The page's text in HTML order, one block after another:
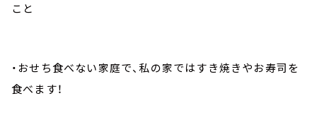
こと
・おせち食べない家庭で、私の家ではすき焼きやお寿司を
食べます！